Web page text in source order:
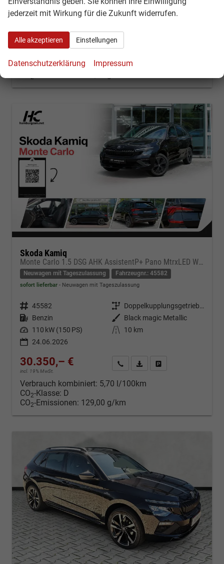
Leistung 110 kW (150 PS) Kilometerstand 10 km
24.06.2026
30.350,– €
incl. 19% MwSt.
CO2-Klasse: D
2
Skoda Kamiq
Monte Carlo 1.5 DSG AHK AssistentP+ Pano MtrxLED Winter-Premium SafetyP
Neuwagen mit Tageszulassung Fahrzeugnr.: 45582
sofort lieferbar Neuwagen mit Tageszulassung
Fahrzeugnr. 45582 Getriebe
Doppelkupplungsgetriebe (DSG)
Kraftstoff Benzin Außenfarbe
Black magic Metallic
Leistung 110 kW (150 PS) Kilometerstand
10 km
24.06.2026
30.350,– €
incl. 19% MwSt.
Kontakt & Angebot anfordern
PDF-Datei, Fahrzeugexposé
Verbrauch kombiniert: 5,70 l/100km
CO2-Klasse: D
CO2-Emissionen: 129,00 g/km
jederzeit mit Wirkung für die Zukunft widerrufen.
Alle akzeptieren Einstellungen
Datenschutzerklärung Impressum